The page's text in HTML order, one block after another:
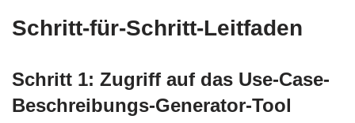
Schritt-für-Schritt-Leitfaden
Schritt 1: Zugriff auf das Use-Case-
Beschreibungs-Generator-Tool